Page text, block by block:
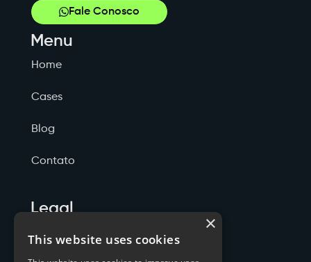
Fale Conosco
Menu
Home
Cases
Blog
Contato
Legal
Politicas de Privacidade ×
This website uses cookies